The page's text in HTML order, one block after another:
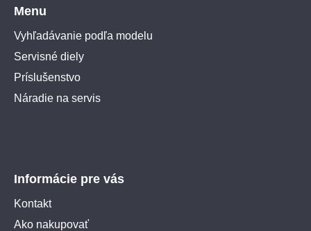
Menu
Vyhľadávanie podľa modelu
Servisné diely
Príslušenstvo
Náradie na servis
Informácie pre vás
Kontakt
Ako nakupovať